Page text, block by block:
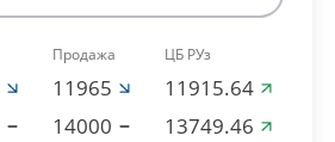
Продажа ЦБ РУз
11965 11915.64
14000 13749.46